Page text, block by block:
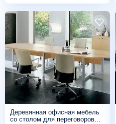
Деревянная офисная мебель
со столом для переговоров